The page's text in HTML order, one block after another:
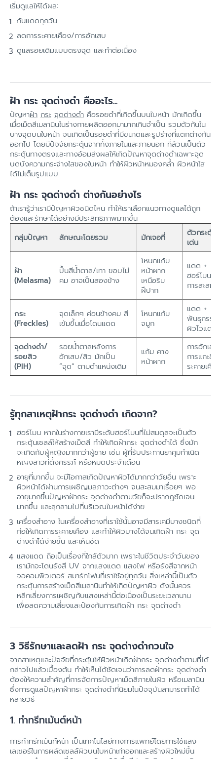
เริ่มดูแลให้ได้ผล:
กันแดดทุกวัน
ลดการระคายเคือง/การอักเสบ
ดูแลรอยเดิมแบบตรงจุด และทำต่อเนื่อง
ฝ้า กระ จุดด่างดำ คืออะไร...
ปัญหาฝ้า กระ จุดด่างดำ คือรอยดำที่เกิดขึ้นบนใบหน้า มักเกิดขึ้น
เมื่อเม็ดสีเมลานินในร่างกายผลิตออกมามากเกินจำเป็น รวมตัวกันใน
บางจุดบนใบหน้า จนเกิดเป็นรอยดำที่มีขนาดและรูปร่างที่แตกต่างกัน
ออกไป โดยมีปัจจัยกระตุ้นจากทั้งภายในและภายนอก ที่ล้วนเป็นตัว
กระตุ้นทางตรงและทางอ้อมส่งผลให้เกิดปัญหาจุดด่างดำเฉพาะจุด
บดบังความกระจ่างใสของใบหน้า ทำให้ผิวหน้าหมองคล้ำ ผิวหน้าใส
ได้ไม่เต็มรูปแบบ
ฝ้า กระ จุดด่างดำ ต่างกันอย่างไร
ถ้าเรารู้ว่าเรามีปัญหาผิวชนิดไหน ทำให้เราเลือกแนวทางดูแลได้ถูก
ต้องและรักษาได้อย่างมีประสิทธิภาพมากขึ้น
กลุ่มปัญหา
ลักษณะโดยรวม มักเจอที่
ตัวกระตุ้น
เด่น
ฝ้า
(Melasma)
ปื้นสีน้ำตาล/เทา ขอบไม่
คม อาจเป็นสองข้าง
โหนกแก้ม
หน้าผาก
เหนือริม
ฝีปาก
แดด +
ฮอร์โมน +
การสะสม
กระ
(Freckles)
จุดเล็กๆ ค่อนข้างคม สี
เข้มขึ้นเมื่อโดนแดด
โหนกแก้ม
จมูก
แดด +
พันธุกรรม/
ผิวไวแดด
จุดด่างดำ/
รอยสิว
(PIH)
รอยน้ำตาลหลังการ
อักเสบ/สิว มักเป็น
“จุด” ตามตำแหน่งเดิม
แก้ม คาง
หน้าผาก
การอักเส
การแกะสิว/
ระคายเคือง
รู้ทุกสาเหตุฝ้ากระ จุดด่างดำ เกิดจาก?
ฮอร์โมน หากในร่างกายเรามีระดับฮอร์โมนที่ไม่สมดุลจะเป็นตัว
กระตุ้นเซลล์ให้สร้างเม็ดสี ทำให้เกิดฝ้ากระ จุดด่างดำได้ ซึ่งมัก
จะเกิดกับผู้หญิงมากกว่าผู้ชาย เช่น ผู้ที่รับประทานยาคุมกำเนิด
หญิงสาวที่ตั้งครรภ์ หรือหมดประจำเดือน
อายุที่มากขึ้น จะมีโอกาสเกิดปัญหาผิวได้มากกว่าวัยอื่น เพราะ
ผิวหน้าได้ผ่านการเผชิญมลภาวะต่างๆ จนสะสมมาเรื่อยๆ พอ
อายุมากขึ้นปัญหาฝ้ากระ จุดด่างดำตามวัยก็จะปรากฎชัดเจน
มากขึ้น และลุกลามไปที่บริเวณใบหน้าได้ง่าย
เครื่องสำอาง ในเครื่องสำอางที่เราใช้นั้นอาจมีสารเคมีบางชนิดที่
ก่อให้เกิดการระคายเคือง และทำให้ผิวบางได้จนเกิดฝ้า กระ จุด
ด่างดำได้ง่ายขึ้น และเห็นชัด
แสงแดด ถือเป็นเรื่องที่ใกล้ตัวมาก เพราะในชีวิตประจำวันของ
เรามักจะโดนรังสี UV จากแสงแดด แสงไฟ หรือรังสีจากหน้า
จอคอมพิวเตอร์ สมาร์ทโฟนที่เราใช้อยู่ทุกวัน สิ่งเหล่านี้เป็นตัว
กระตุ้นการสร้างเม็ดสีเมลานินทำให้เกิดปัญหาผิว ดังนั้นควร
หลีกเลี่ยงการเผชิญกับแสงเหล่านี้ต่อเนื่องเป็นระยะเวลานาน
เพื่อลดความเสี่ยงและป้องกันการเกิดฝ้า กระ จุดด่างดำ
3 วิธีรักษาและลดฝ้า กระ จุดด่างดำกวนใจ
จากสาเหตุและปัจจัยที่กระตุ้นให้ผิวหน้าเกิดฝ้ากระ จุดด่างดำตามที่ได้
กล่าวไปแล้วเบื้องต้น ทำให้เห็นได้ชัดเจนว่าการลดฝ้ากระ จุดด่างดำ
ต้องให้ความสำคัญที่การจัดการปัญหาเม็ดสีภายในผิว หรือเมลานิน
ซึ่งการดูแลปัญหาฝ้ากระ จุดด่างดำที่นิยมในปัจจุบันสามารถทำได้
หลายวิธี
1. ทำทรีทเม้นต์หน้า
การทำทรีทเม้นท์หน้า เป็นเทคโนโลยีทางการแพทย์โดยการใช้แสง
เลเซอร์ในการผลัดเซลล์ผิวบนใบหน้าเก่าออกและสร้างผิวใหม่ขึ้น